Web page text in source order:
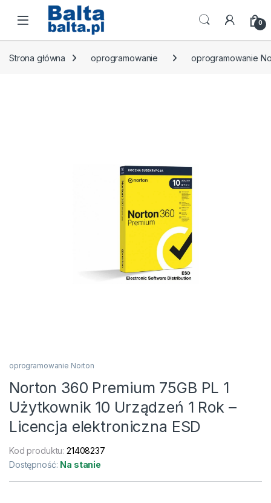
Skip to navigation
Skip to content
Open 0
Strona główna oprogramowanie oprogramowanie
oprogramowanie Norton
Norton 360 Premium 75GB PL 1
Użytkownik 10 Urządzeń 1 Rok –
Licencja elektroniczna ESD
Kod produktu:21408237
Dostępność: Na stanie